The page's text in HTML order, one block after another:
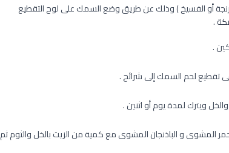
أو الفسيخ ) وذلك عن طريق وضع السمك على لوح التقطيع
.
.
تقطيع لحم السمك إلى شرائح .
ويترك لمدة يوم أو اثنين .
المشوى و الباذنجان المشوى مع كمية من الزيت بالخل والثوم ثم